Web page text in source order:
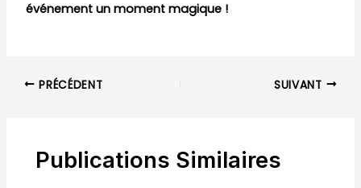
événement un moment magique !
PRÉCÉDENT SUIVANT
Publications Similaires